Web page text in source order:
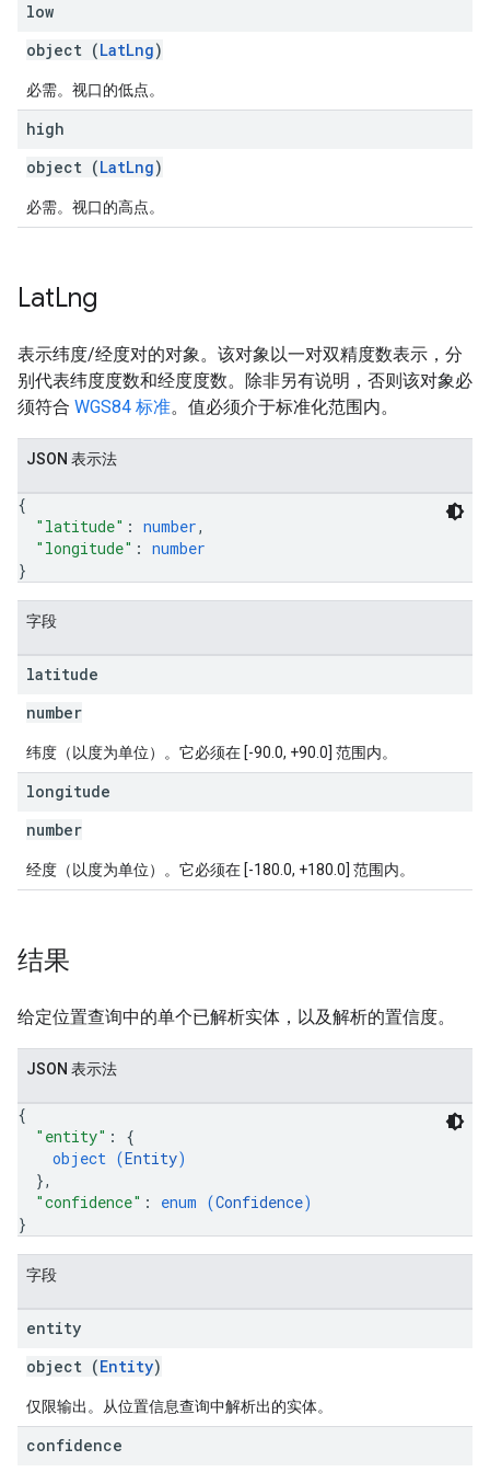
low
object (LatLng)
必需。视口的低点。
high
object (LatLng)
必需。视口的高点。
LatLng
表示纬度/经度对的对象。该对象以一对双精度数表示，分
别代表纬度度数和经度度数。除非另有说明，否则该对象必
须符合 WGS84 标准。值必须介于标准化范围内。
JSON 表示法
{
"latitude" : number,
"longitude" : number
}
字段
latitude
number
纬度（以度为单位）。它必须在 [-90.0, +90.0] 范围内。
longitude
number
经度（以度为单位）。它必须在 [-180.0, +180.0] 范围内。
结果
给定位置查询中的单个已解析实体，以及解析的置信度。
JSON 表示法
{
"entity" : {
object (Entity)
},
"confidence" : enum (Confidence)
}
字段
entity
object (Entity)
仅限输出。从位置信息查询中解析出的实体。
confidence